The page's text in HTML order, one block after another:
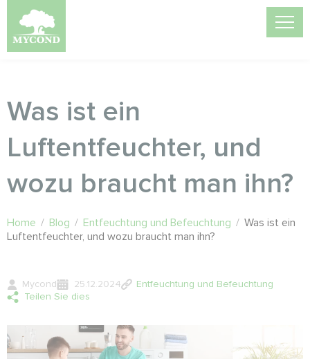
Was ist ein
Luftentfeuchter, und
wozu braucht man ihn?
Home / Blog / Entfeuchtung und Befeuchtung / Was ist ein
Luftentfeuchter, und wozu braucht man ihn?
Mycond 25.12.2024
Entfeuchtung und Befeuchtung
Teilen Sie dies